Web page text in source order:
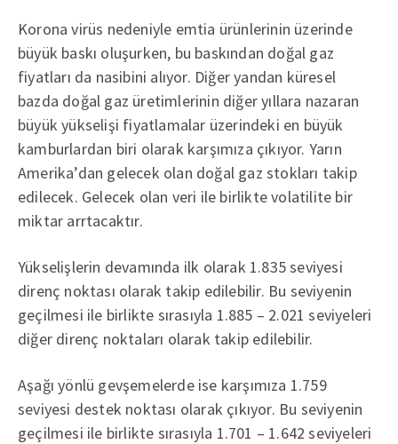
Korona virüs nedeniyle emtia ürünlerinin üzerinde
büyük baskı oluşurken, bu baskından doğal gaz
fiyatları da nasibini alıyor. Diğer yandan küresel
bazda doğal gaz üretimlerinin diğer yıllara nazaran
büyük yükselişi fiyatlamalar üzerindeki en büyük
kamburlardan biri olarak karşımıza çıkıyor. Yarın
Amerika’dan gelecek olan doğal gaz stokları takip
edilecek. Gelecek olan veri ile birlikte volatilite bir
miktar arrtacaktır.
Yükselişlerin devamında ilk olarak 1.835 seviyesi
direnç noktası olarak takip edilebilir. Bu seviyenin
geçilmesi ile birlikte sırasıyla 1.885 – 2.021 seviyeleri
diğer direnç noktaları olarak takip edilebilir.
Aşağı yönlü gevşemelerde ise karşımıza 1.759
seviyesi destek noktası olarak çıkıyor. Bu seviyenin
geçilmesi ile birlikte sırasıyla 1.701 – 1.642 seviyeleri